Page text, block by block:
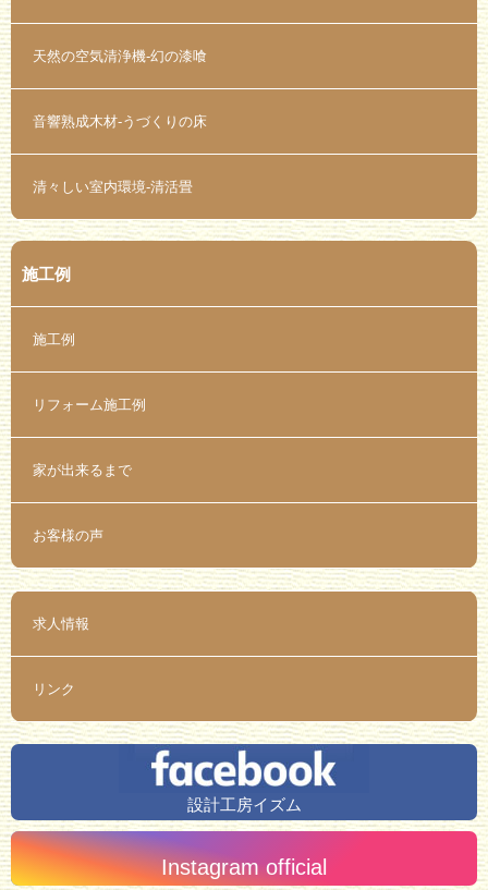
天然の空気清浄機-幻の漆喰
音響熟成木材-うづくりの床
清々しい室内環境-清活畳
施工例
施工例
リフォーム施工例
家が出来るまで
お客様の声
求人情報
リンク
設計工房イズム
Instagram official